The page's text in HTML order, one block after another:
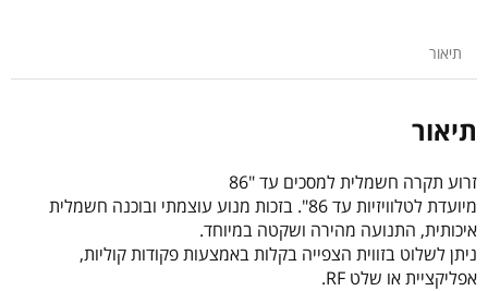
עד
"86
ECL90A
תיאור
תיאור
זרוע תקרה חשמלית למסכים עד "86
מיועדת לטלוויזיות עד 86". בזכות מנוע עוצמתי ובוכנה חשמלית
איכותית, התנועה מהירה ושקטה במיוחד.
ניתן לשלוט בזווית הצפייה בקלות באמצעות פקודות קוליות,
אפליקציית או שלט RF.